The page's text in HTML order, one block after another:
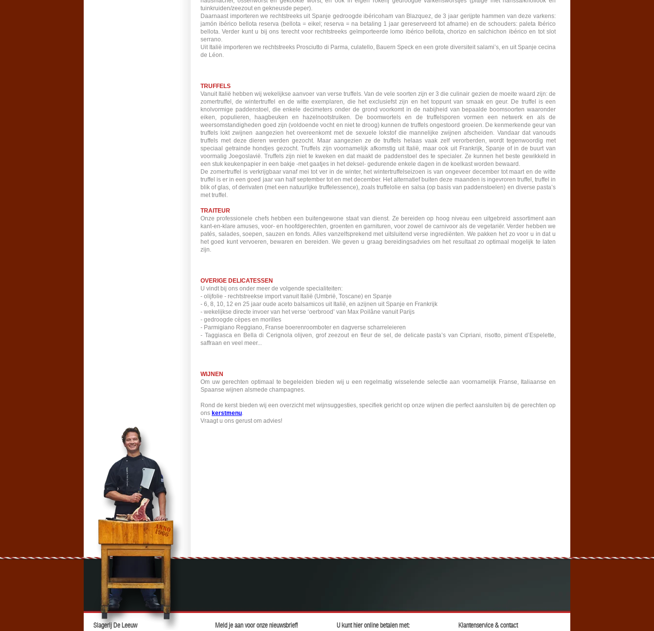
tuinkruiden/zeezout en gekneusde peper).
Daarnaast importeren we rechtstreeks uit Spanje gedroogde ibéricoham van Blazquez, de 3 jaar gerijpte hammen van deze varkens:
jamón ibérico bellota reserva (bellota = eikel; reserva = na betaling 1 jaar gereserveerd tot afname) en de schouders: paleta Ibérico
bellota. Verder kunt u bij ons terecht voor rechtstreeks geïmporteerde lomo ibérico bellota, chorizo en salchichon ibérico en tot slot
serrano.
Uit Italië importeren we rechtstreeks Prosciutto di Parma, culatello, Bauern Speck en een grote diversiteit salami’s, en uit Spanje cecina
de Léon.
TRUFFELS
Vanuit Italië hebben wij wekelijkse aanvoer van verse truffels. Van de vele soorten zijn er 3 die culinair gezien de moeite waard zijn: de
zomertruffel, de wintertruffel en de witte exemplaren, die het exclusiefst zijn en het toppunt van smaak en geur. De truffel is een
knolvormige paddenstoel, die enkele decimeters onder de grond voorkomt in de nabijheid van bepaalde boomsoorten waaronder
eiken, populieren, haagbeuken en hazelnootstruiken. De boomwortels en de truffelsporen vormen een netwerk en als de
weersomstandigheden goed zijn (voldoende vocht en niet te droog) kunnen de truffels ongestoord groeien. De kenmerkende geur van
truffels lokt zwijnen aangezien het overeenkomt met de sexuele lokstof die mannelijke zwijnen afscheiden. Vandaar dat vanouds
truffels met deze dieren werden gezocht. Maar aangezien ze de truffels helaas vaak zelf verorberden, wordt tegenwoordig met
speciaal getrainde hondjes gezocht. Truffels zijn voornamelijk afkomstig uit Italië, maar ook uit Frankrijk, Spanje of in de buurt van
voormalig Joegoslavië. Truffels zijn niet te kweken en dat maakt de paddenstoel des te specialer. Ze kunnen het beste gewikkeld in
een stuk keukenpapier in een bakje -met gaatjes in het deksel- gedurende enkele dagen in de koelkast worden bewaard.
De zomertruffel is verkrijgbaar vanaf mei tot ver in de winter, het wintertruffelseizoen is van ongeveer december tot maart en de witte
truffel is er in een goed jaar van half september tot en met december. Het alternatief buiten deze maanden is ingevroren truffel, truffel in
blik of glas, of derivaten (met een natuurlijke truffelessence), zoals truffelolie en salsa (op basis van paddenstoelen) en diverse pasta’s
met truffel.
TRAITEUR
Onze professionele chefs hebben een buitengewone staat van dienst. Ze bereiden op hoog niveau een uitgebreid assortiment aan
kant-en-klare amuses, voor- en hoofdgerechten, groenten en garnituren, voor zowel de carnivoor als de vegetariër. Verder hebben we
patés, salades, soepen, sauzen en fonds. Alles vanzelfsprekend met uitsluitend verse ingrediënten. We pakken het zo voor u in dat u
het goed kunt vervoeren, bewaren en bereiden. We geven u graag bereidingsadvies om het resultaat zo optimaal mogelijk te laten
zijn.
OVERIGE DELICATESSEN
U vindt bij ons onder meer de volgende specialiteiten:
- olijfolie - rechtstreekse import vanuit Italië (Umbrië, Toscane) en Spanje
- 6, 8, 10, 12 en 25 jaar oude aceto balsamicos uit Italië, en azijnen uit Spanje en Frankrijk
- wekelijkse directe invoer van het verse ‘oerbrood’ van Max Poilâne vanuit Parijs
- gedroogde cèpes en morilles
- Parmigiano Reggiano, Franse boerenroomboter en dagverse scharreleieren
- Taggiasca en Bella di Cerignola olijven, grof zeezout en fleur de sel, de delicate pasta’s van Cipriani, risotto, piment d’Espelette,
saffraan en veel meer...
WIJNEN
Om uw gerechten optimaal te begeleiden bieden wij u een regelmatig wisselende selectie aan voornamelijk Franse, Italiaanse en
Spaanse wijnen alsmede champagnes.
Rond de kerst bieden wij een overzicht met wijnsuggesties, specifiek gericht op onze wijnen die perfect aansluiten bij de gerechten op
ons kerstmenu.
Vraagt u ons gerust om advies!
Slagerij De Leeuw Meld je aan voor onze nieuwsbrief! U kunt hier online betalen met: Klantenservice & contact